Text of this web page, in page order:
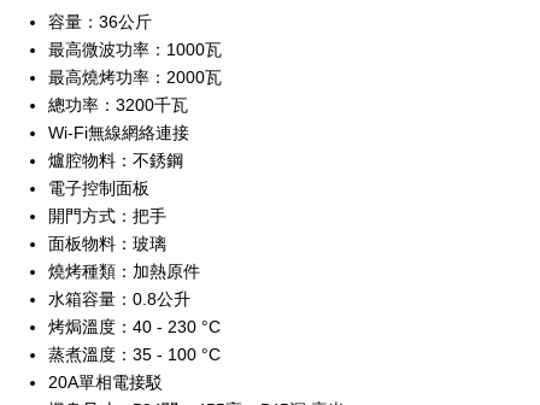
容量：36公斤
最高微波功率：1000瓦
最高燒烤功率：2000瓦
總功率：3200千瓦
Wi-Fi無線網絡連接
爐腔物料：不銹鋼
電子控制面板
開門方式：把手
面板物料：玻璃
燒烤種類：加熱原件
水箱容量：0.8公升
烤焗溫度：40 - 230 °C
蒸煮溫度：35 - 100 °C
20A單相電接駁